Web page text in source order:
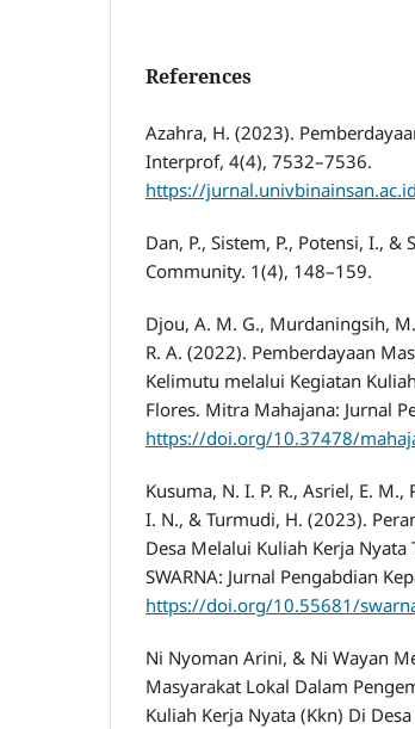
References
Azahra, H. (2023).
Interprof, 4(4), 7532–7536.
https://
Dan, P., Sistem, P., Potensi, I.,
Community. 1(4), 148–159.
Djou, A. M. G., Murdaningsih,
R. A. (2022). Pemberdayaan
Kelimutu melalui Kegiatan
Flores. Mitra Mahajana: Jurnal
https://doi.org/10.37478/
Kusuma, N. I. P. R., Asriel, E.
I. N., & Turmudi, H. (2023).
Desa Melalui Kuliah Kerja
SWARNA: Jurnal Pengabdian
https://doi.org/10.55681/
Ni Nyoman Arini, & Ni Wayan
Masyarakat Lokal Dalam
Kuliah Kerja Nyata (Kkn) Di